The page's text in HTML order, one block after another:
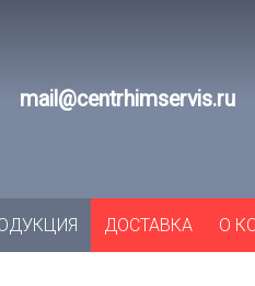
mail@centrhimservis.ru
ДОСТАВКА О